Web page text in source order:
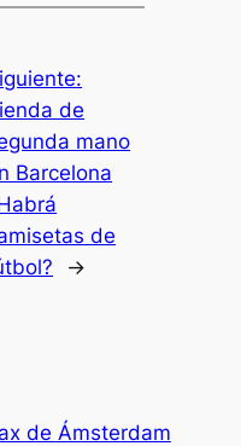
de
mano
Barcelona
de
→
de Ámsterdam